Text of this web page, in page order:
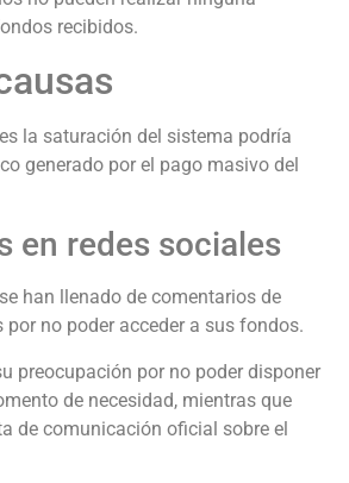
recibidos.
la saturación del sistema podría
generado por el pago masivo del
en redes sociales
han llenado de comentarios de
no poder acceder a sus fondos.
preocupación por no poder disponer
de necesidad, mientras que
de comunicación oficial sobre el